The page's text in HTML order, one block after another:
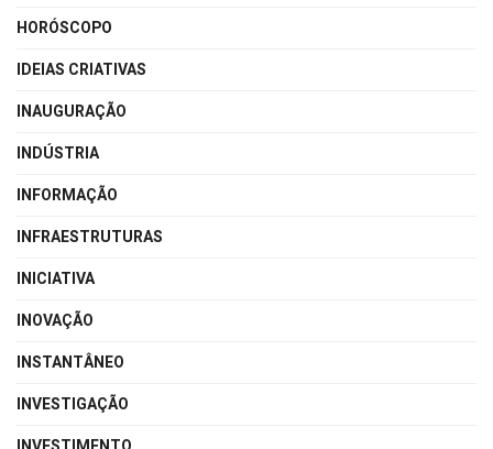
HORÓSCOPO
IDEIAS CRIATIVAS
INAUGURAÇÃO
INDÚSTRIA
INFORMAÇÃO
INFRAESTRUTURAS
INICIATIVA
INOVAÇÃO
INSTANTÂNEO
INVESTIGAÇÃO